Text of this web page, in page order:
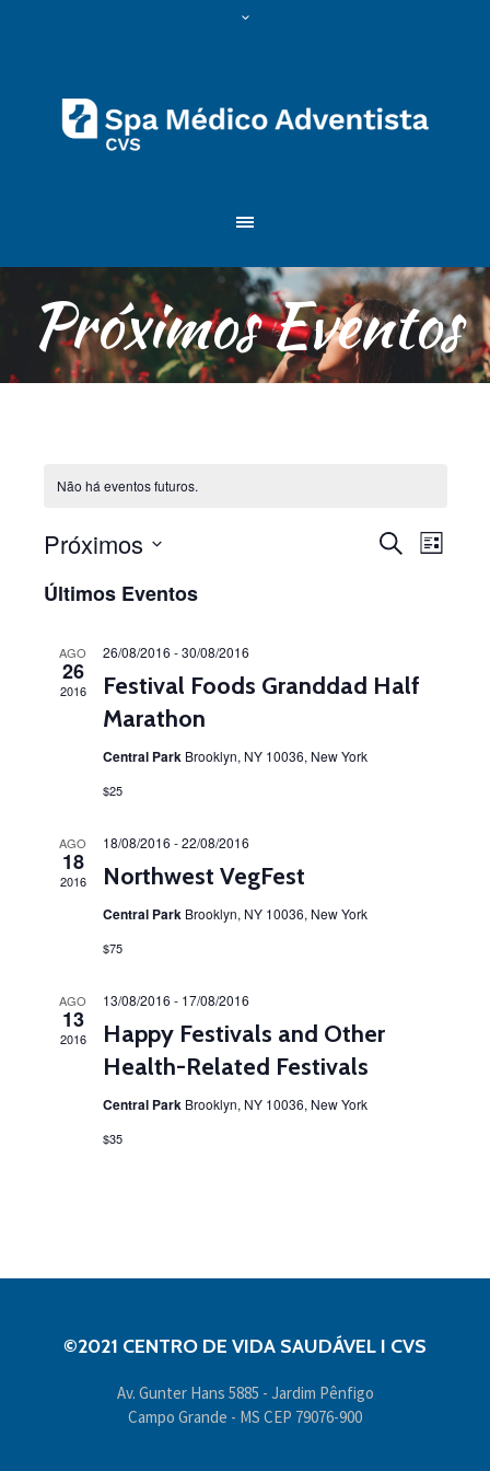
Próximos Eventos
Não há eventos futuros.
de
PROCURAR
LISTA
Próximos
a
Últimos Eventos
AGO
26
2016
26/08/2016 -30/08/2016
Festival Foods Granddad Half
Marathon
Central Park Brooklyn, NY 10036, New York
$25
AGO
18
2016
18/08/2016 -22/08/2016
Northwest VegFest
Central Park Brooklyn, NY 10036, New York
$75
AGO
13
2016
13/08/2016 - 17/08/2016
Happy Festivals and Other
Health-Related Festivals
Central Park Brooklyn, NY 10036, New York
$35
©2021 CENTRO DE VIDA SAUDÁVEL I CVS
Av. Gunter Hans 5885 - Jardim Pênfigo
Campo Grande - MS CEP 79076-900